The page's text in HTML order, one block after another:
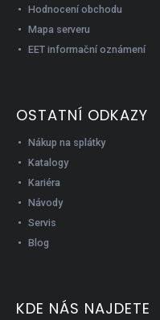
Hodnocení obchodu
Mapa serveru
EET informační oznámení
OSTATNÍ ODKAZY
Nákup na splátky
Katalogy
Kariéra
Návody
Servis
Blog
KDE NÁS NAJDETE